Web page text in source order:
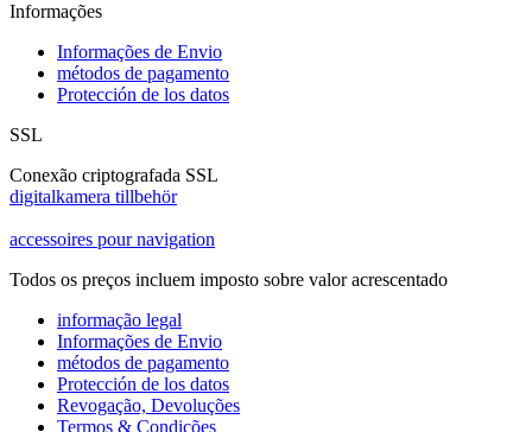
Informações
Informações de Envio
métodos de pagamento
Protección de los datos
SSL
Conexão criptografada SSL
digitalkamera tillbehör
accessoires pour navigation
Todos os preços incluem imposto sobre valor acrescentado
informação legal
Informações de Envio
métodos de pagamento
Protección de los datos
Revogação, Devoluções
Termos & Condições